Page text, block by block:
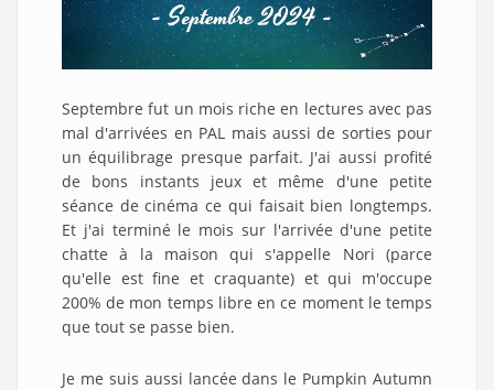
Septembre fut un mois riche en lectures avec pas
mal d'arrivées en PAL mais aussi de sorties pour
un équilibrage presque parfait. J'ai aussi profité
de bons instants jeux et même d'une petite
séance de cinéma ce qui faisait bien longtemps.
Et j'ai terminé le mois sur l'arrivée d'une petite
chatte à la maison qui s'appelle Nori (parce
qu'elle est fine et craquante) et qui m'occupe
200% de mon temps libre en ce moment le temps
que tout se passe bien.
Je me suis aussi lancée dans le Pumpkin Autumn